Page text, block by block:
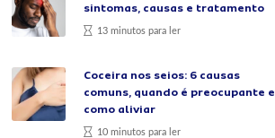
sintomas, causas e tratamento
13 minutos para ler
Coceira nos seios: 6 causas
comuns, quando é preocupante e
como aliviar
10 minutos para ler